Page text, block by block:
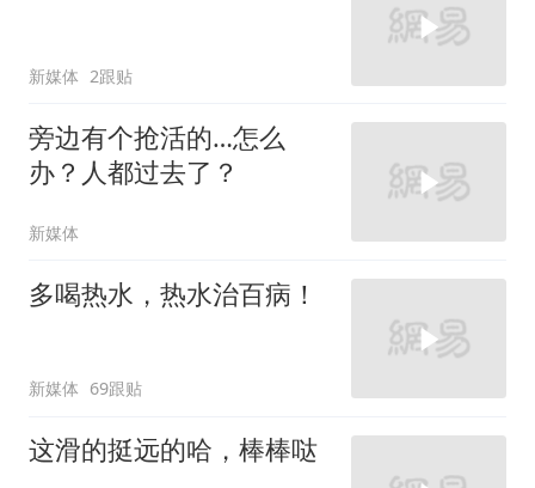
新媒体 2跟贴
旁边有个抢活的…怎么
办？人都过去了？
新媒体
多喝热水，热水治百病！
新媒体 69跟贴
这滑的挺远的哈，棒棒哒